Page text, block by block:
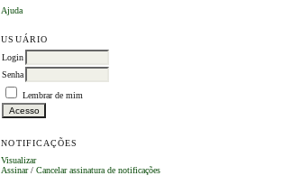
Ajuda
USUÁRIO
Login
Senha
Lembrar de mim
NOTIFICAÇÕES
Visualizar
Assinar/Cancelar assinatura de notificações